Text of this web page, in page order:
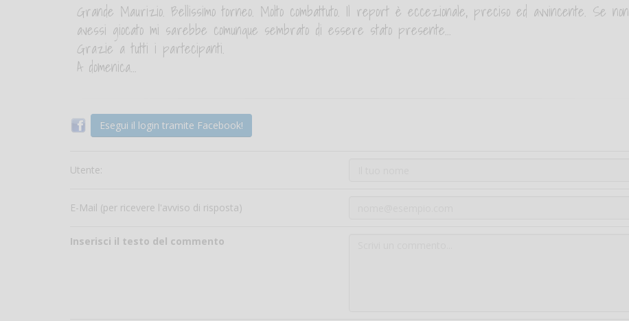
Grande Maurizio. Bellissimo torneo. Molto combattuto. Il report è eccezionale, preciso ed avvincente. Se non
avessi giocato mi sarebbe comunque sembrato di essere stato presente...
Grazie a tutti i partecipanti.
A domenica...
Esegui il login tramite Facebook!
Utente:
E-Mail (per ricevere l'avviso di risposta)
Inserisci il testo del commento